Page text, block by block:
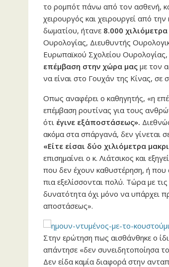
το ρομπότ πάνω από τον ασθενή,
χειρουργός και χειρουργεί από
δωματίου, ήτανε 8.000
Ουρολογίας, Διευθυντής
Ευρωπαϊκού Σχολείου Ουρολογίας,
επέμβαση στην χώρα μας με τον
να είναι στο Γουχάν της Κίνας, σε
Οπως αναφέρει ο καθηγητής, «η
επέμβαση ρουτίνας για τους
ότι έγινε εξ΄αποστάσεως».
ακόμα στα σπάργανά, δεν γίνεται
«Είτε είσαι δύο χιλιόμετρα
επισημαίνει ο κ. Λιάτσικος και
που δεν έχουν καθυστέρηση, ή που
πια εξελίσσονται πολύ. Τώρα με
δυνατότητα όχι μόνο να υπάρχει
αποστάσεως».
Στην ερώτηση πως αισθάνθηκε ο
απάντησε «δεν συνειδητοποίησα
Δεν είδα καμία διαφορά στην